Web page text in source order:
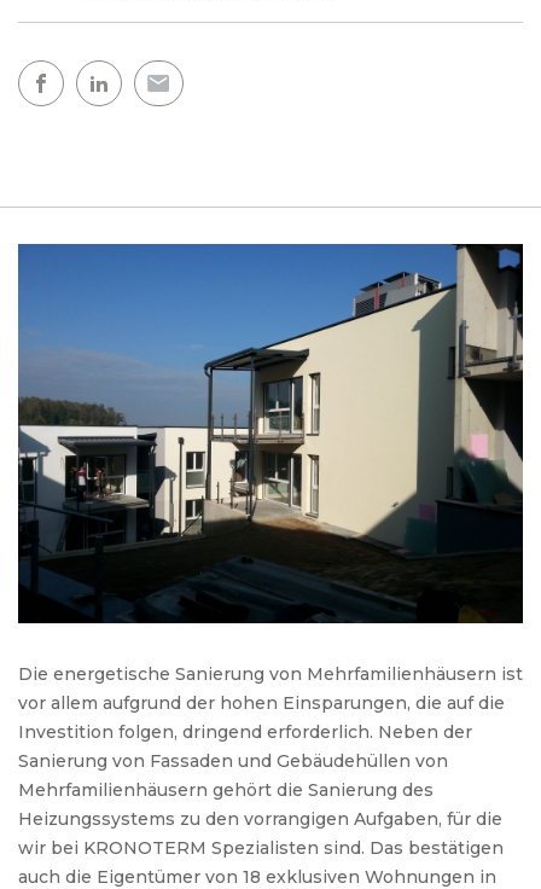
Die energetische Sanierung von Mehrfamilienhäusern ist
vor allem aufgrund der hohen Einsparungen, die auf die
Investition folgen, dringend erforderlich. Neben der
Sanierung von Fassaden und Gebäudehüllen von
Mehrfamilienhäusern gehört die Sanierung des
Heizungssystems zu den vorrangigen Aufgaben, für die
wir bei KRONOTERM Spezialisten sind. Das bestätigen
auch die Eigentümer von 18 exklusiven Wohnungen in